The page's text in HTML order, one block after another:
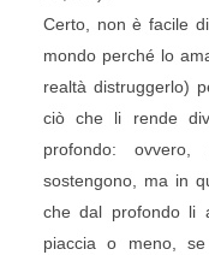
Certo, non è facile
mondo perché lo
realtà distruggerlo)
ciò che li rende
profondo:
sostengono, ma in
che dal profondo li
piaccia o meno, se